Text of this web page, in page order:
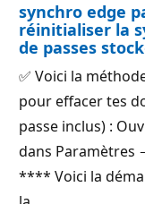
t
i
o
n
é
p
u
t
t
o
synchro edge
réinitialiser la
de passes
✅ Voici la
pour effacer tes
passe inclus) :
dans Paramètres
**** Voici la